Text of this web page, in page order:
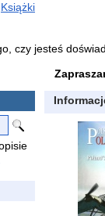
Książki
czy jesteś